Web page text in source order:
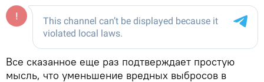
Все сказанное еще раз подтверждает простую
мысль, что уменьшение вредных выбросов в